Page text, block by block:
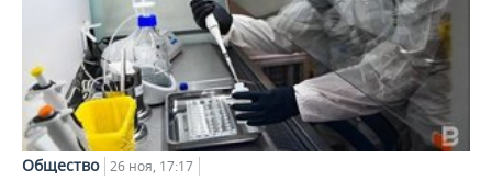
Общество 26 ноя, 17:17